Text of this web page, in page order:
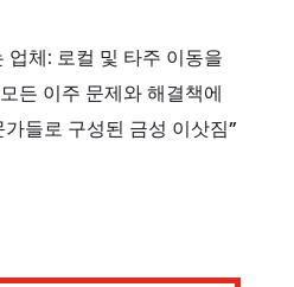
업체: 로컬 및 타주 이동을
든 이주 문제와 해결책에
들로 구성된 금성 이삿짐”